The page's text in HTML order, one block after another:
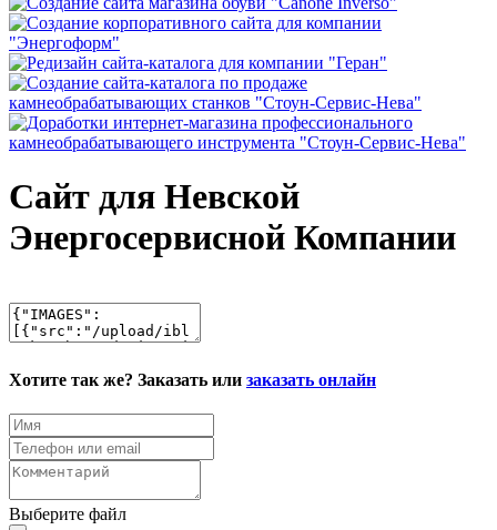
Сайт для Невской
Энергосервисной Компании
Хотите так же? Заказать или заказать онлайн
Выберите файл